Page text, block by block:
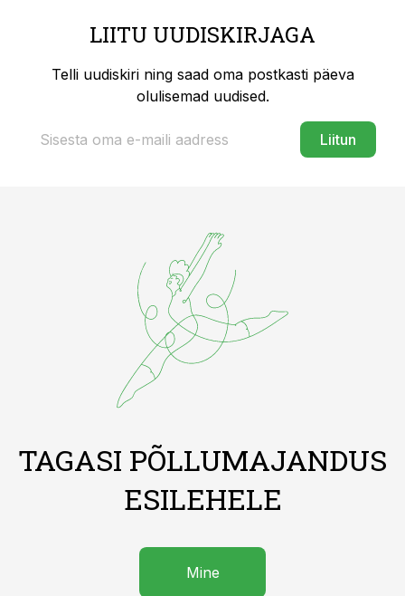
LIITU UUDISKIRJAGA
Telli uudiskiri ning saad oma postkasti päeva
olulisemad uudised.
Liitun
TAGASI PÕLLUMAJANDUS
ESILEHELE
Mine